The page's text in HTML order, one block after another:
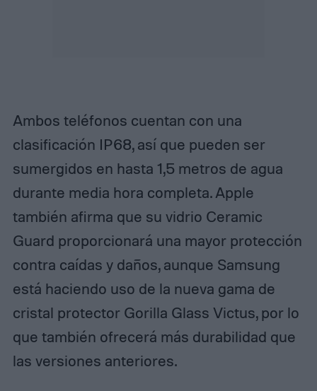
Ambos teléfonos cuentan con una
clasificación IP68, así que pueden ser
sumergidos en hasta 1,5 metros de agua
durante media hora completa. Apple
también afirma que su vidrio Ceramic
Guard proporcionará una mayor protección
contra caídas y daños, aunque Samsung
está haciendo uso de la nueva gama de
cristal protector Gorilla Glass Victus, por lo
que también ofrecerá más durabilidad que
las versiones anteriores.